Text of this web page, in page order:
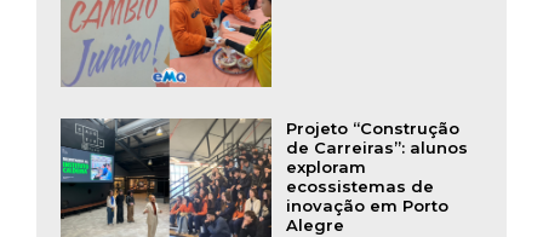
Projeto “Construção
de Carreiras”: alunos
exploram
ecossistemas de
inovação em Porto
Alegre